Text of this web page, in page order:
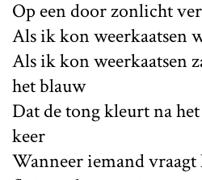
Op een door zonlicht
Als ik kon weerkaatsen
Als ik kon weerkaatsen
het blauw
Dat de tong kleurt na
keer
Wanneer iemand vraagt